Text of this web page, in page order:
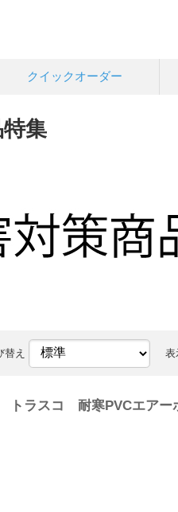
クイックオーダー
集
替え 表
トラスコ 耐寒PVCエアー